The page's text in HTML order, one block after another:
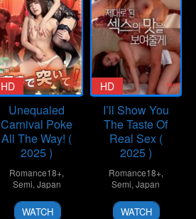
HD
Unequaled
Carnival Poke
All The Way! (
2025 )
Romance18+,
Semi, Japan
WATCH
HD
I’ll Show You
The Taste Of
Real Sex (
2025 )
Romance18+,
Semi,Japan
WATCH